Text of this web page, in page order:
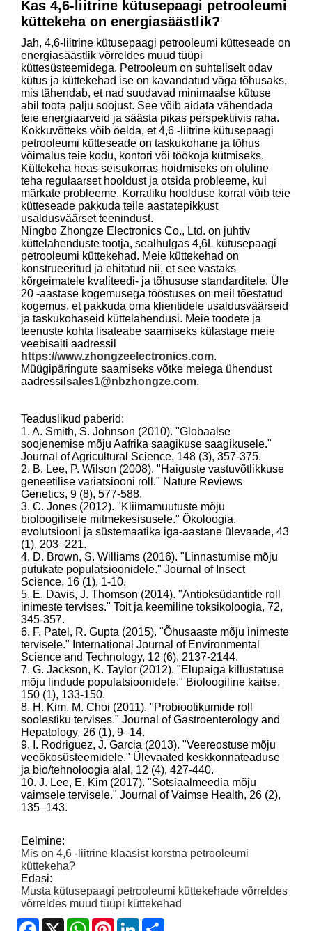
Kas 4,6-liitrine kütusepaagi petrooleumi
küttekeha on energiasäästlik?
Jah, 4,6-liitrine kütusepaagi petrooleumi kütteseade on
energiasäästlik võrreldes muud tüüpi
küttesüsteemidega. Petrooleum on suhteliselt odav
kütus ja küttekehad ise on kavandatud väga tõhusaks,
mis tähendab, et nad suudavad minimaalse kütuse
abil toota palju soojust. See võib aidata vähendada
teie energiaarveid ja säästa pikas perspektiivis raha.
Kokkuvõtteks võib öelda, et 4,6 -liitrine kütusepaagi
petrooleumi kütteseade on taskukohane ja tõhus
võimalus teie kodu, kontori või töökoja kütmiseks.
Küttekeha heas seisukorras hoidmiseks on oluline
teha regulaarset hooldust ja otsida probleeme, kui
märkate probleeme. Korraliku hoolduse korral võib teie
kütteseade pakkuda teile aastatepikkust
usaldusväärset teenindust.
Ningbo Zhongze Electronics Co., Ltd. on juhtiv
küttelahenduste tootja, sealhulgas 4,6L kütusepaagi
petrooleumi küttekehad. Meie küttekehad on
konstrueeritud ja ehitatud nii, et see vastaks
kõrgeimatele kvaliteedi- ja tõhususe standarditele. Üle
20 -aastase kogemusega tööstuses on meil tõestatud
kogemus, et pakkuda oma klientidele usaldusväärseid
ja taskukohaseid küttelahendusi. Meie toodete ja
teenuste kohta lisateabe saamiseks külastage meie
veebisaiti aadressil
https://www.zhongzeelectronics.com.
Müügipäringute saamiseks võtke meiega ühendust
aadressilsales1@nbzhongze.com.
Teaduslikud paberid:
1. A. Smith, S. Johnson (2010). "Globaalse
soojenemise mõju Aafrika saagikuse saagikusele."
Journal of Agricultural Science, 148 (3), 357-375.
2. B. Lee, P. Wilson (2008). "Haiguste vastuvõtlikkuse
geneetilise variatsiooni roll." Nature Reviews
Genetics, 9 (8), 577-588.
3. C. Jones (2012). "Kliimamuutuste mõju
bioloogilisele mitmekesisusele." Ökoloogia,
evolutsiooni ja süstemaatika iga-aastane ülevaade, 43
(1), 203–221.
4. D. Brown, S. Williams (2016). "Linnastumise mõju
putukate populatsioonidele." Journal of Insect
Science, 16 (1), 1-10.
5. E. Davis, J. Thomson (2014). "Antioksüdantide roll
inimeste tervises." Toit ja keemiline toksikoloogia, 72,
345-357.
6. F. Patel, R. Gupta (2015). "Õhusaaste mõju inimeste
tervisele." International Journal of Environmental
Science and Technology, 12 (6), 2137-2144.
7. G. Jackson, K. Taylor (2012). "Elupaiga killustatuse
mõju lindude populatsioonidele." Bioloogiline kaitse,
150 (1), 133-150.
8. H. Kim, M. Choi (2011). "Probiootikumide roll
soolestiku tervises." Journal of Gastroenterology and
Hepatology, 26 (1), 9–14.
9. I. Rodriguez, J. Garcia (2013). "Veereostuse mõju
veeökosüsteemidele." Ülevaated keskkonnateaduse
ja bio/tehnoloogia alal, 12 (4), 427-440.
10. J. Lee, E. Kim (2017). "Sotsiaalmeedia mõju
vaimsele tervisele." Journal of Vaimse Health, 26 (2),
135–143.
Eelmine:
Mis on 4,6 -liitrine klaasist korstna petrooleumi
küttekeha?
Edasi:
Musta kütusepaagi petrooleumi küttekehade võrreldes
võrreldes muud tüüpi küttekehad
Facebook
X WhatsApp
PinterestLinkedIn